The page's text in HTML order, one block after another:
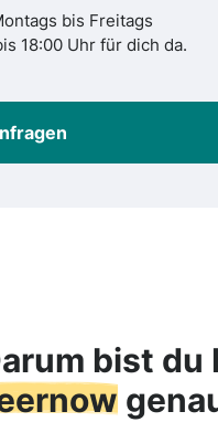
bis Freitags
18:00 Uhr für dich da.
bist du